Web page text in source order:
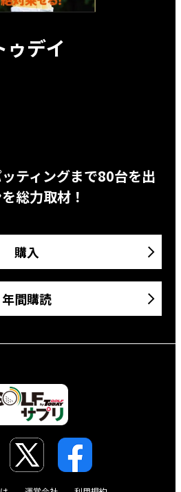
ゥデイ
ティングまで80台を出
総力取材！
購入
年間購読